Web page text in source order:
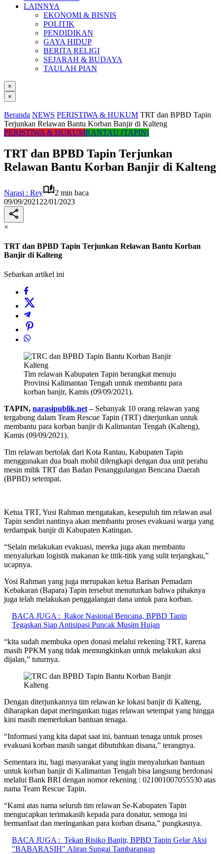
LAINNYA
EKONOMI & BISNIS
POLITIK
PENDIDIKAN
GAYA HIDUP
BERITA RELIGI
SEJARAH & BUDAYA
TAULAH PIAN
×
×
Beranda NEWS PERISTIWA & HUKUM TRT dan BPBD Tapin
Terjunkan Relawan Bantu Korban Banjir di Kalteng
PERISTIWA & HUKUMRANTAU (TAPIN)
TRT dan BPBD Tapin Terjunkan
Relawan Bantu Korban Banjir di Kalteng
Narasi : Rey
2 min baca
09/09/2021 22/01/2023
×
TRT dan BPBD Tapin Terjunkan Relawan Bantu Korban
Banjir di Kalteng
Sebarkan artikel ini
Tim relawan Kabupaten Tapin berangkat menuju
Provinsi Kalimantan Tengah untuk membantu para
korban banjir, Kamis (09/09/2021).
TAPIN, narasipublik.net–Sebanyak 10 orang relawan yang
tergabung dalam Team Rescue Tapin (TRT) diterjunkan untuk
membantu para korban banjir di Kalimantan Tengah (Kalteng),
Kamis (09/09/2021).
Tim relawan bertolak dari Kota Rantau, Kabupaten Tapin
menggunakan dua buah mobil dilengkapi dengan dua unit perahu
mesin milik TRT dan Badan Penanggulangan Bencana Daerah
(BPBD) setempat.
Ketua TRT, Yusi Rahman mengatakan, kesepuluh tim relawan asal
Tapin sendiri nantinya akan membantu proses evakuasi warga yang
terdampak banjir di Kabupaten Katingan.
“Selain melakukan evakuasi, mereka juga akan membantu
menyalurkan logistik makanan ke titik-titik yang sulit terjangkau,”
ucapnya.
Yosi Rahman yang juga merupakan ketua Barisan Pemadam
Kebakaran (Bapara) Tapin tersebut menuturkan bahwa pihaknya
juga telah melakukan penggalangan dana untuk para korban.
BACA JUGA : Rakor Nasional Bencana, BPBD Tapin
Tegaskan Siap Antisipasi Puncak Musim Hujan
“kita sudah membuka open donasi melalui rekening TRT, karena
masih PPKM yang tidak memungkinkan untuk melakukan aksi
dijalan,” tuturnya.
Dengan diterjunkannya tim relawan ke lokasi banjir di Kalteng,
diharapkan dapat meringankan tugas relawan setempat yang hingga
kini masih memerlukan bantuan tenaga.
“Informasi yang kita dapat saat ini, bantuan tenaga untuk proses
evakuasi korban masih sangat dibutuhkan disana,” terangnya.
Sementara itu, bagi masyarakat yang ingin menyalurkan bantuan
untuk korban banjir di Kalimantan Tengah bisa langsung berdonasi
melalui Bank BRI dengan nomor rekening : 021001007055530 atas
nama Team Rescue Tapin.
“Kami atas nama seluruh tim relawan Se-Kabupaten Tapin
mengucapkan terimakasih kepada para donatur, semoga ini
bermanfaat dan meringankan para korban disana,” pungkasnya.
BACA JUGA : Tekan Risiko Banjir, BPBD Tapin Gelar Aksi
"BABARASIH" Aliran Sungai Tambarangan